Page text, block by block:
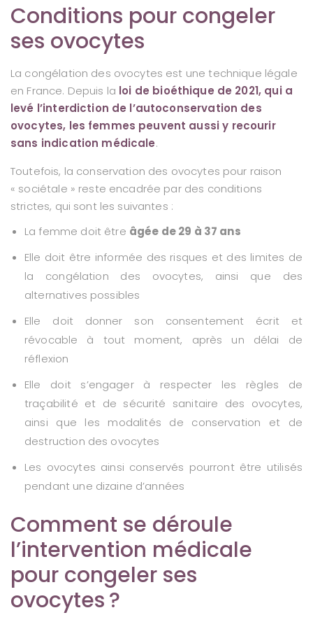
Conditions pour congeler
ses ovocytes
La congélation des ovocytes est une technique légale
en France. Depuis la loi de bioéthique de 2021, qui a
levé l’interdiction de l’autoconservation des
ovocytes, les femmes peuvent aussi y recourir
sans indication médicale.
Toutefois, la conservation des ovocytes pour raison
« sociétale » reste encadrée par des conditions
strictes, qui sont les suivantes :
La femme doit être âgée de 29 à 37 ans
Elle doit être informée des risques et des limites de
la congélation des ovocytes, ainsi que des
alternatives possibles
Elle doit donner son consentement écrit et
révocable à tout moment, après un délai de
réflexion
Elle doit s’engager à respecter les règles de
traçabilité et de sécurité sanitaire des ovocytes,
ainsi que les modalités de conservation et de
destruction des ovocytes
Les ovocytes ainsi conservés pourront être utilisés
pendant une dizaine d’années
Comment se déroule
l’intervention médicale
pour congeler ses
ovocytes ?